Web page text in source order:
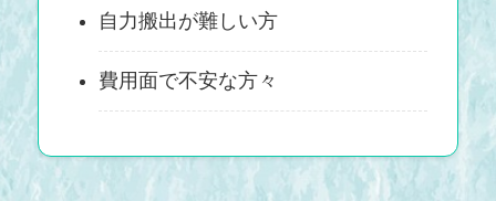
自力搬出が難しい方
費用面で不安な方々